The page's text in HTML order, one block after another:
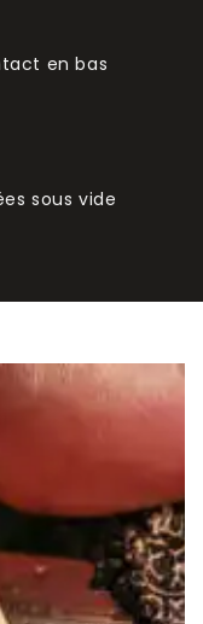
en bas
sous vide